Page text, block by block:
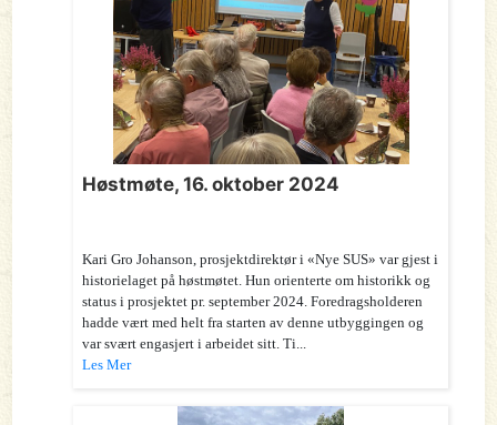
Høstmøte, 16. oktober 2024
Kari Gro Johanson, prosjektdirektør i «Nye SUS» var gjest i
historielaget på høstmøtet. Hun orienterte om historikk og
status i prosjektet pr. september 2024. Foredragsholderen
hadde vært med helt fra starten av denne utbyggingen og
var svært engasjert i arbeidet sitt. Ti...
Les Mer